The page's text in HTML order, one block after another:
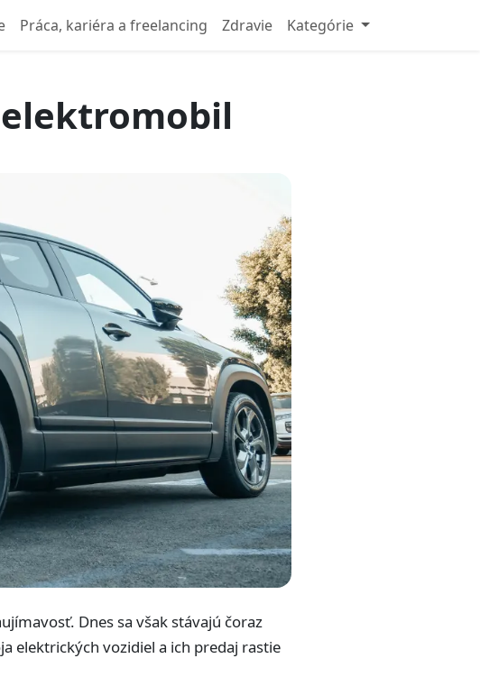
Práca, kariéra a freelancing Zdravie Kategórie
Dnes sa však stávajú čoraz
elektrických vozidiel a ich predaj rastie